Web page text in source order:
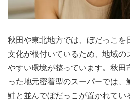
秋田や東北地方では、ぼだっこを
文化が根付いているため、地域の
やすい環境が整っています。秋田
った地元密着型のスーパーでは、
鮭と並んでぼだっこが置かれてい